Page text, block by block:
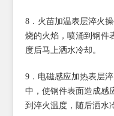
8．火苗加温表层淬火
烧的火焰，喷涌到钢件
度后马上洒水冷却。
9．电磁感应加热表层
中，使钢件表面造成感
到淬火温度，随后洒水